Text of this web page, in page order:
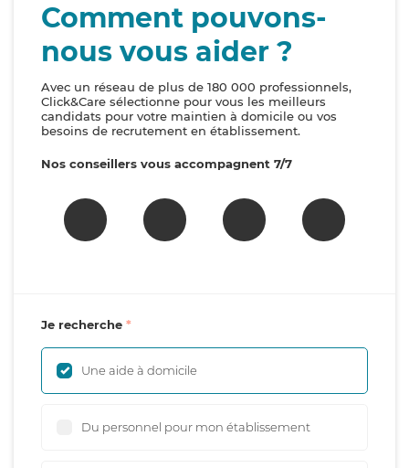
Comment pouvons-
nous vous aider ?
Avec un réseau de plus de 180 000 professionnels,
Click&Care sélectionne pour vous les meilleurs
candidats pour votre maintien à domicile ou vos
besoins de recrutement en établissement.
Nos conseillers vous accompagnent 7/7
Je recherche
Une aide à domicile
Du personnel pour mon établissement